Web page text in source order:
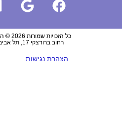
כל הזכויות שמורות 2026 © הילה גנני שיווק ומדיה
רחוב ברודצקי 17, תל אביב. 055-9456601
הצהרת נגישות